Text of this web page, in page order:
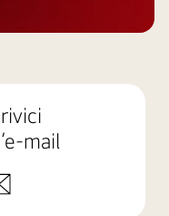
mail